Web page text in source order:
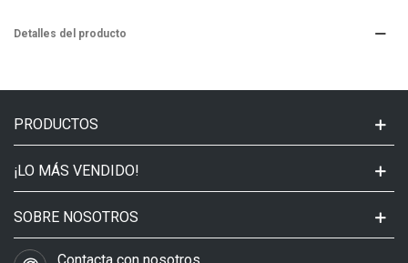
Detalles del producto
PRODUCTOS
¡LO MÁS VENDIDO!
SOBRE NOSOTROS